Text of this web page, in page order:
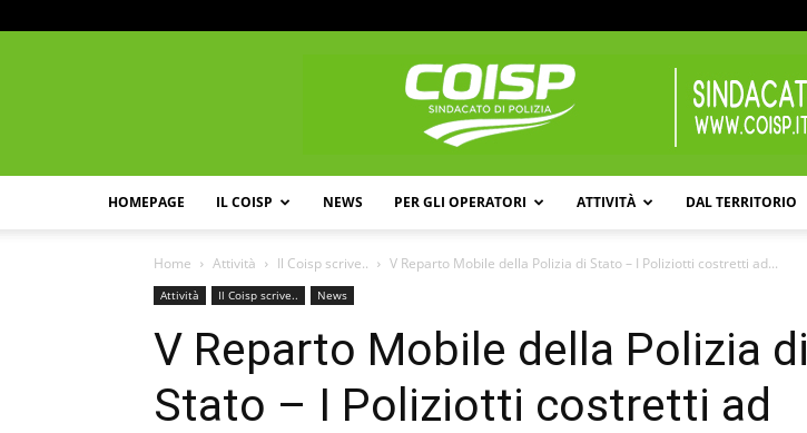
HOMEPAGE IL COISP NEWS PER GLI OPERATORI ATTIVITÀ DAL TERRITORIO
Home Attività Il Coisp scrive.. V Reparto Mobile della Polizia di Stato – I Poliziotti costretti ad...
Attività Il Coisp scrive.. News
V Reparto Mobile della Polizia di
Stato – I Poliziotti costretti ad